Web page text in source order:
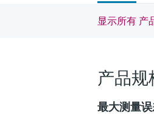
显示所有 产
产品规
最大测量